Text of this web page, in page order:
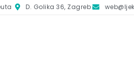
D. Golika 36, Zagreb